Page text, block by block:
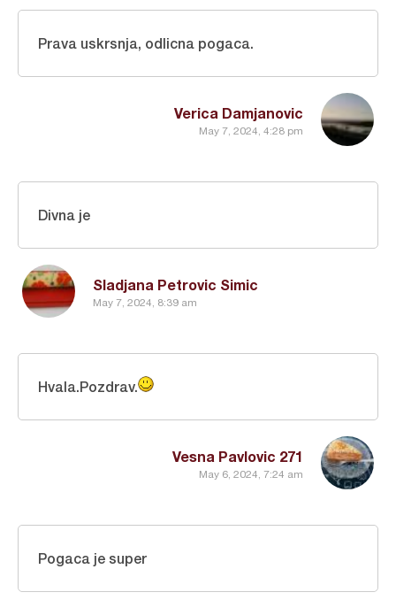
Verica Damjanovic
May 7, 2024, 4:28 pm
Prava uskrsnja, odlicna pogaca.
Sladjana Petrovic Simic
May 7, 2024, 8:39 am
Divna je
Vesna Pavlovic 271
May 6, 2024, 7:24 am
Hvala.Pozdrav.
Pogaca je super